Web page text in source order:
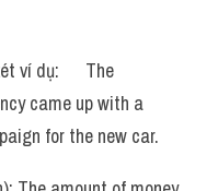
ví dụ:      The
came up with a
for the new car.